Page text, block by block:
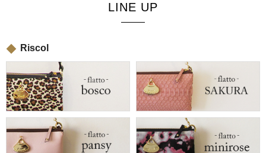
LINE UP
Riscol